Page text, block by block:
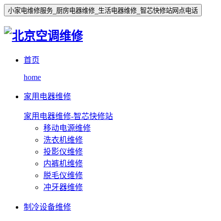
小家电维修服务_厨房电器维修_生活电器维修_智芯快修站网点电话
首页
home
家用电器维修
家用电器维修-智芯快修站
移动电源维修
洗衣机维修
投影仪维修
内裤机维修
脱毛仪维修
冲牙器维修
制冷设备维修